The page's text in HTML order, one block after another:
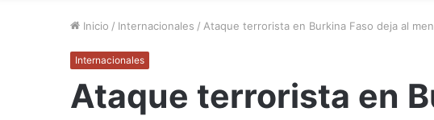
Inicio / Internacionales / Ataque terrorista en Burkina Faso deja al
Internacionales
Ataque terrorista en